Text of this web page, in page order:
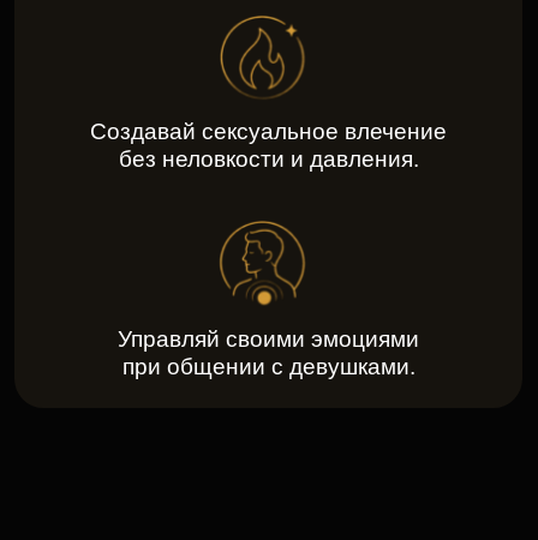
Управляй своими эмоциями
при общении с девушками.
для кого
этот
тренинг